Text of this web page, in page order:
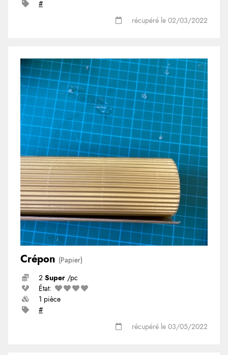
#
récupéré le 02/03/2022
Crépon (Papier)
2 Super /pc
État:
1 pièce
#
récupéré le 03/05/2022